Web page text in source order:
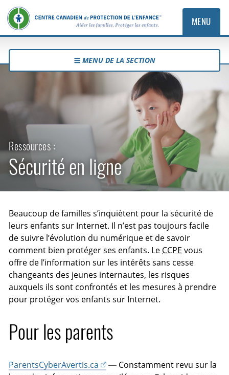
MENU
MENU DE LA SECTION
Ressources :
Sécurité en ligne
Beaucoup de familles s’inquiètent pour la sécurité de
leurs enfants sur Internet. Il n’est pas toujours facile
de suivre l’évolution du numérique et de savoir
comment bien protéger ses enfants. Le CCPE vous
offre de l’information sur les intérêts sans cesse
changeants des jeunes internautes, les risques
auxquels ils sont confrontés et les mesures à prendre
pour protéger vos enfants sur Internet.
Pour les parents
ParentsCyberAvertis.ca
— Constamment revu sur la